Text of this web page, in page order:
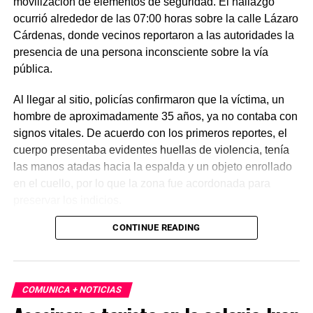
ocurrió alrededor de las 07:00 horas sobre la calle Lázaro
Cárdenas, donde vecinos reportaron a las autoridades la
presencia de una persona inconsciente sobre la vía
pública.
Al llegar al sitio, policías confirmaron que la víctima, un
hombre de aproximadamente 35 años, ya no contaba con
signos vitales. De acuerdo con los primeros reportes, el
cuerpo presentaba evidentes huellas de violencia, tenía
las manos atadas hacia la espalda y un objeto enrollado
en el cuello, por lo que la zona fue acordonada para
Las primeras investigaciones apuntan a que el hombre
madrugada. Personal de la Fiscalía y del Servicio Médico
Forense realizó el levantamiento del cuerpo e inició la
carpeta de investigación correspondiente para esclarecer
CONTINUE READING
COMUNICA + NOTICIAS